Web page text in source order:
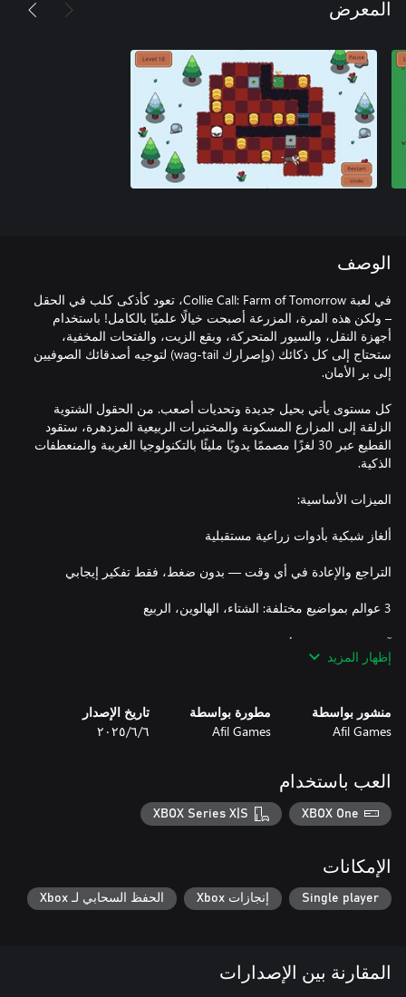
المعرض
الوصف
في لعبة Collie Call: Farm of Tomorrow، تعود كأذكى كلب في الحقل
– ولكن هذه المرة، المزرعة أصبحت خيالًا علميًا بالكامل! باستخدام
أجهزة النقل، والسيور المتحركة، وبقع الزيت، والفتحات المخفية،
ستحتاج إلى كل ذكائك (وإصرارك wag-tail) لتوجيه أصدقائك الصوفيين
كل مستوى يأتي بحيل جديدة وتحديات أصعب. من الحقول الشتوية
الزلقة إلى المزارع المسكونة والمختبرات الربيعية المزدهرة، ستقود
القطيع عبر 30 لغزًا مصممًا يدويًا مليئًا بالتكنولوجيا الغريبة والمنعطفات
إظهار المزيد
منشور بواسطة
Afil Games
مطورة بواسطة
Afil Games
تاريخ الإصدار
٦‏/٦‏/٢٠٢٥
العب باستخدام
XBOX One
XBOX Series X|S
الإمكانات
Single player إنجازات Xbox الحفظ السحابي لـ Xbox
المقارنة بين الإصدارات